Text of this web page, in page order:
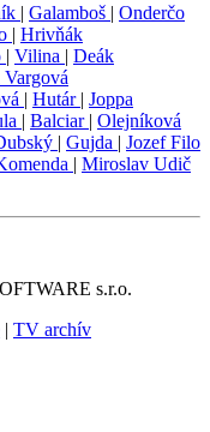
| Galamboš | Onderčo
| Hrivňák
| Vilina | Deák
| Hutár | Joppa
| Balciar | Olejníková
| Gujda | Jozef Filo
| Miroslav Udič
s.r.o.
| TV archív